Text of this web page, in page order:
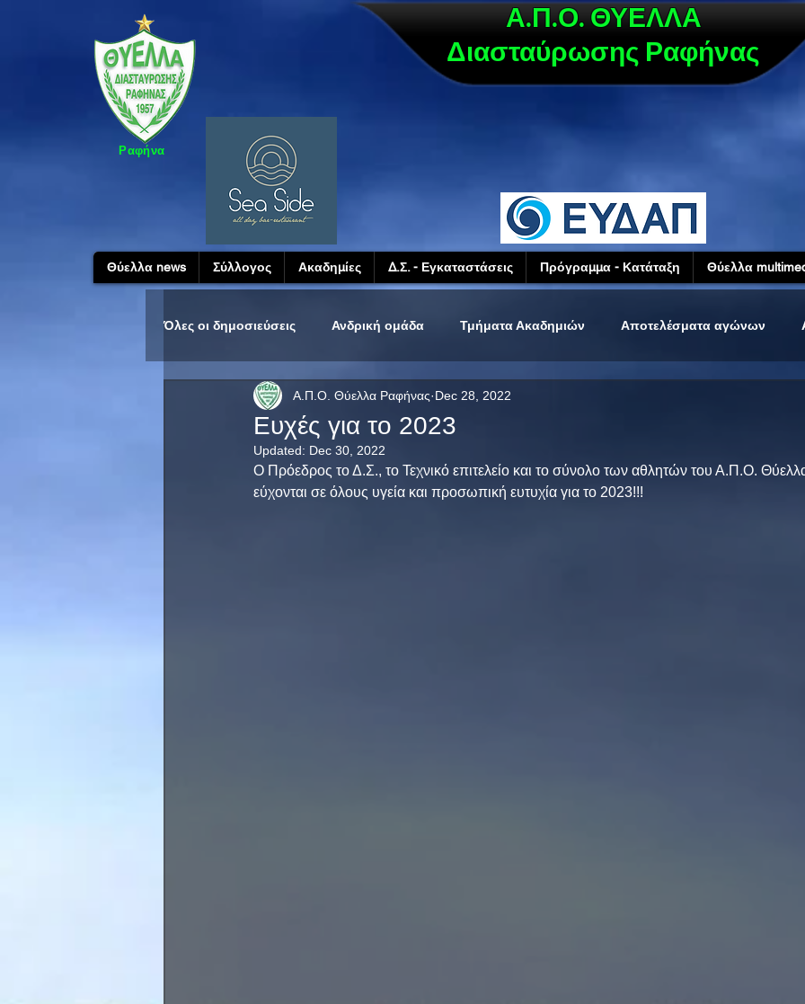
Ραφήνα
Α.Π.Ο. ΘΥΕΛΛΑ
Διασταύρωσης Ραφήνας
Θύελλα news Σύλλογος Ακαδημίες Δ.Σ. - Εγκαταστάσεις Πρόγραμμα - Κατάταξη Θύελλα
Όλες οι δημοσιεύσεις Ανδρική ομάδα Τμήματα Ακαδημιών Αποτελέσματα αγώνων
Ευχές για το 2023
Α.Π.Ο. Θύελλα Ραφήνας Dec 28, 2022
Updated: Dec 30, 2022
Ο Πρόεδρος το Δ.Σ., το Τεχνικό επιτελείο και το σύνολο των αθλητών του Α.Π.Ο.
εύχονται σε όλους υγεία και προσωπική ευτυχία για το 2023!!!